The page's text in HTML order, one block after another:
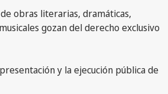
obras literarias, dramáticas,
gozan del derecho exclusivo
y la ejecución pública de